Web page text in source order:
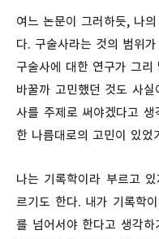
여느 논문이 그러하듯, 나
다. 구술사라는 것의 범위
구술사에 대한 연구가 그
바꿀까 고민했던 것도 사
사를 주제로 써야겠다고
한 나름대로의 고민이 있었
나는 기록학이라 부르고
르기도 한다. 내가 기록학
를 넘어서야 한다고 생각